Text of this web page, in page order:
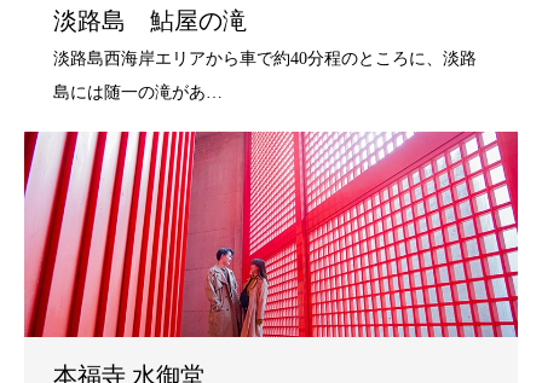
淡路島 鮎屋の滝
本福寺 水御堂